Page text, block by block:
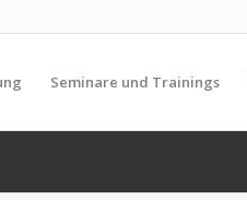
Seminare und Trainings